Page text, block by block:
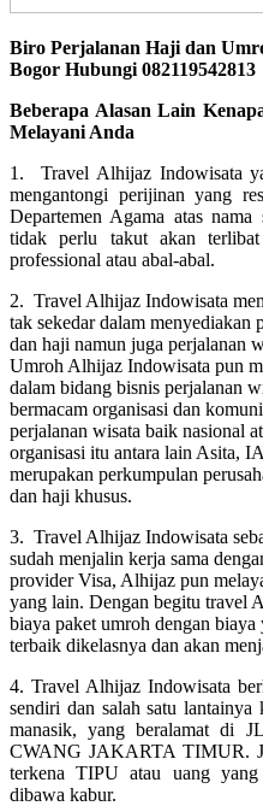
Biro Perjalanan Haji dan
Bogor Hubungi 082119542813
Beberapa Alasan Lain
Melayani Anda
1. Travel Alhijaz Indowisata
mengantongi perijinan yang
Departemen Agama atas
tidak perlu takut akan
professional atau abal-abal.
2. Travel Alhijaz Indowisata
tak sekedar dalam menyediakan
dan haji namun juga perjalanan
Umroh Alhijaz Indowisata pun
dalam bidang bisnis perjalanan
bermacam organisasi dan
perjalanan wisata baik nasional
organisasi itu antara lain Asita,
merupakan perkumpulan
dan haji khusus.
3. Travel Alhijaz Indowisata
sudah menjalin kerja sama
provider Visa, Alhijaz pun
yang lain. Dengan begitu travel
biaya paket umroh dengan
terbaik dikelasnya dan akan
4. Travel Alhijaz Indowisata
sendiri dan salah satu lantainya
manasik, yang beralamat di
CWANG JAKARTA TIMUR.
terkena TIPU atau uang
dibawa kabur.